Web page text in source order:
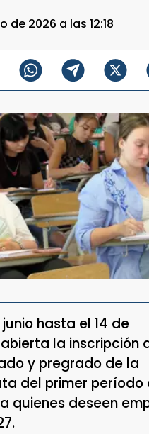
de 2026 a las 12:18
hasta el 14 de
la inscripción
y pregrado de la
del primer período
quienes deseen